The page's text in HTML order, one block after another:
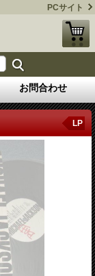
PCサイト
お問合わせ
LP